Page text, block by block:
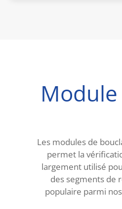
Les modules de
permet la
largement utilisé
des segments de
populaire parmi